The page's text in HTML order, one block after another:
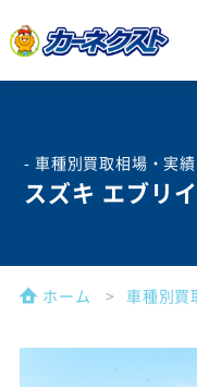
- 車種別買取相場・実
スズキ エブリ
ホーム 車種別買